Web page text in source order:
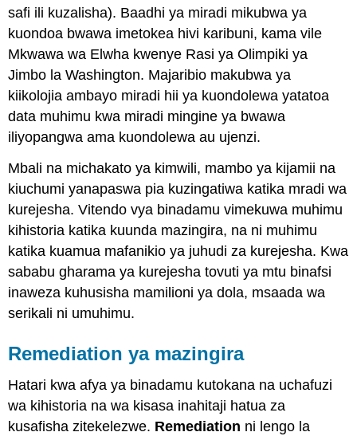
safi ili kuzalisha). Baadhi ya miradi mikubwa ya
kuondoa bwawa imetokea hivi karibuni, kama vile
Mkwawa wa Elwha kwenye Rasi ya Olimpiki ya
Jimbo la Washington. Majaribio makubwa ya
kiikolojia ambayo miradi hii ya kuondolewa yatatoa
data muhimu kwa miradi mingine ya bwawa
iliyopangwa ama kuondolewa au ujenzi.
Mbali na michakato ya kimwili, mambo ya kijamii na
kiuchumi yanapaswa pia kuzingatiwa katika mradi wa
kurejesha. Vitendo vya binadamu vimekuwa muhimu
kihistoria katika kuunda mazingira, na ni muhimu
katika kuamua mafanikio ya juhudi za kurejesha. Kwa
sababu gharama ya kurejesha tovuti ya mtu binafsi
inaweza kuhusisha mamilioni ya dola, msaada wa
serikali ni umuhimu.
Remediation ya mazingira
Hatari kwa afya ya binadamu kutokana na uchafuzi
wa kihistoria na wa kisasa inahitaji hatua za
kusafisha zitekelezwe. Remediation ni lengo la